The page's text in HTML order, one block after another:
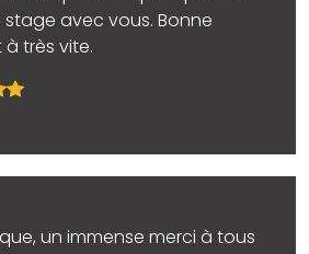
avec vous. Bonne
très vite.
un immense merci à tous